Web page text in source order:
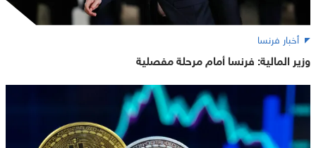
أخبار فرنسا
وزير المالية: فرنسا أمام مرحلة مفصلية